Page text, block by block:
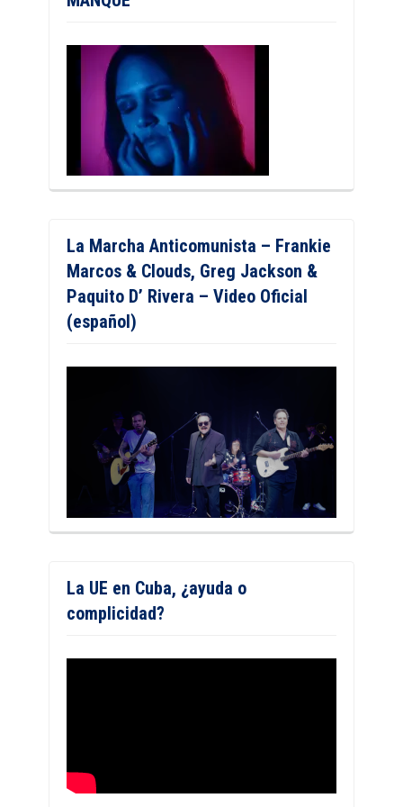
La Marcha Anticomunista – Frankie
Marcos & Clouds, Greg Jackson &
Paquito D’ Rivera – Video Oficial
(español)
La UE en Cuba, ¿ayuda o
complicidad?